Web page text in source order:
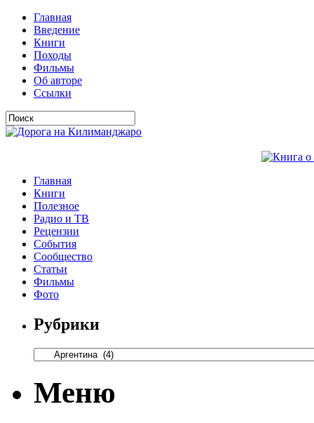
Главная
Введение
Книги
Походы
Фильмы
Об авторе
Ссылки
Главная
Книги
Полезное
Радио и ТВ
Рецензии
События
Сообщество
Статьи
Фильмы
Фото
Рубрики
Меню